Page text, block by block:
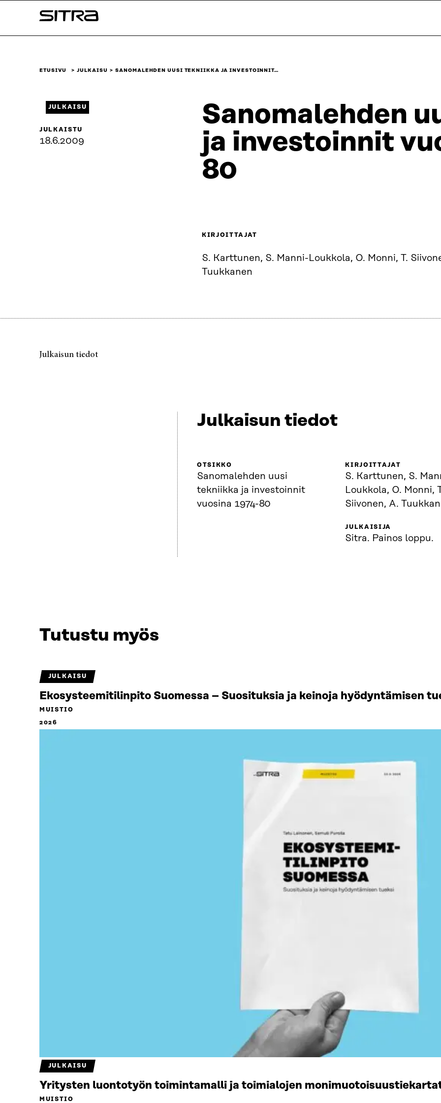
sisältöön
Sitra
ETUSIVU JULKAISU SANOMALEHDEN UUSI TEKNIIKKA JA INVESTOINNIT…
Sanomalehden
ja investoinnit
80
JULKAISU
JULKAISTU
18.6.2009
KIRJOITTAJAT
S. Karttunen, S. Manni-Loukkola, O. Monni, T.
Tuukkanen
Julkaisun tiedot
Julkaisun tiedot
OTSIKKO
Sanomalehden uusi
tekniikka ja investoinnit
vuosina 1974-80
KIRJOITTAJAT
S. Karttunen, S.
Loukkola, O. Monni,
Siivonen, A.
JULKAISIJA
Sitra. Painos loppu.
Tutustu myös
JULKAISU
Ekosysteemitilinpito Suomessa – Suosituksia ja keinoja hyödyntämisen
MUISTIO
2026
JULKAISU
Yritysten luontotyön toimintamalli ja toimialojen
MUISTIO